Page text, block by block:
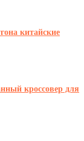
китайские
кроссовер для